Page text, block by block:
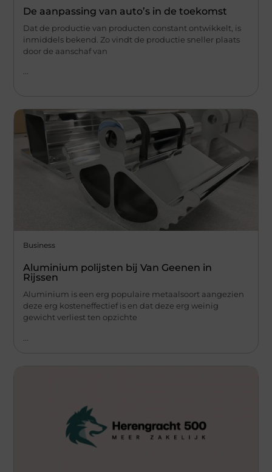
De aanpassing van auto’s in de toekomst
Dat de productie van producten constant ontwikkelt, is
inmiddels bekend. Zo vindt de productie sneller plaats
door de aanschaf van
...
Business
Aluminium polijsten bij Van Geenen in
Rijssen
Aluminium is een erg populaire metaalsoort aangezien
deze erg kosteneffectief is en dat deze erg weinig
gewicht verliest ten opzichte